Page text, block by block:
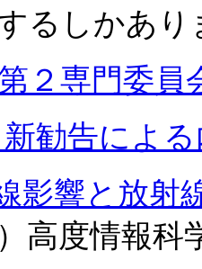
るしかあり
２専門委員
新勧告によ
影響と放射
）高度情報